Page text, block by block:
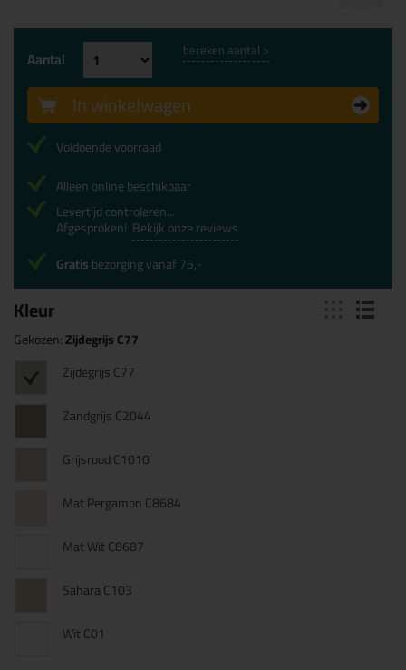
Kleur
Gekozen:Zijdegrijs C77
Zijdegrijs C77
Zandgrijs C2044
Grijsrood C1010
Mat Pergamon C8684
Mat Wit C8687
Sahara C103
Wit C01
Aantal bereken aantal >
In winkelwagen
Voldoende voorraad
Alleen online beschikbaar
Levertijd controleren...
Afgesproken! Bekijk onze reviews
Gratisbezorging vanaf 75,-